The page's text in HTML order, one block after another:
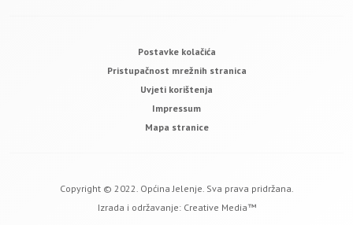
Postavke kolačića
Pristupačnost mrežnih stranica
Uvjeti korištenja
Impressum
Mapa stranice
Copyright © 2022. Općina Jelenje. Sva prava pridržana.
Izrada i održavanje: Creative Media™